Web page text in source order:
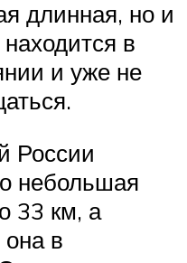
длинная, но и
в
и уже не
России
небольшая
33 км, а
в